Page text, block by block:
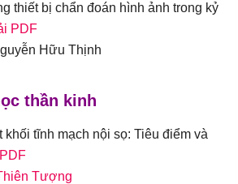
thiết bị chẩn đoán hình ảnh trong kỷ
PDF
Hữu Thịnh
thần kinh
khối tĩnh mạch nội sọ: Tiêu điểm và
Tượng